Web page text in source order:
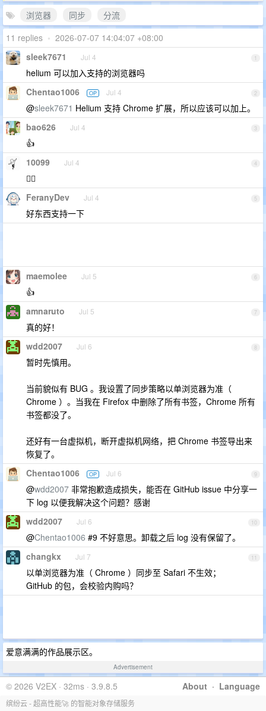
浏览器
同步
分流
11 replies • 2026-07-07 14:04:07 +08:00
1
sleek7671 Jul 4
helium 可以加入支持的浏览器吗
2
Chentao1006 OP Jul 4
@sleek7671 Helium 支持 Chrome 扩展，所以应该可以加上。
3
bao626 Jul 4
👍
4
10099 Jul 4
👍🏻
5
FeranyDev Jul 4
好东西支持一下
6
maemolee Jul 5
👍
7
amnaruto Jul 5
真的好！
8
wdd2007 Jul 6
暂时先慎用。
当前貌似有 BUG 。我设置了同步策略以单浏览器为准（
Chrome ）。当我在 Firefox 中删除了所有书签，Chrome 所有
书签都没了。
还好有一台虚拟机，断开虚拟机网络，把 Chrome 书签导出来
恢复了。
9
Chentao1006 OP Jul 6
@wdd2007 非常抱歉造成损失，能否在 GitHub issue 中分享一
下 log 以便我解决这个问题？感谢
10
wdd2007 Jul 6
@Chentao1006 #9 不好意思。卸载之后 log 没有保留了。
11
changkx Jul 7
以单浏览器为准（ Chrome ）同步至 Safari 不生效；
GitHub 的包，会校验内购吗？
爱意满满的作品展示区。
Advertisement
About · Language
© 2026 V2EX · 32ms · 3.9.8.5
缤纷云 - 超高性能🚀 的智能对象存储服务